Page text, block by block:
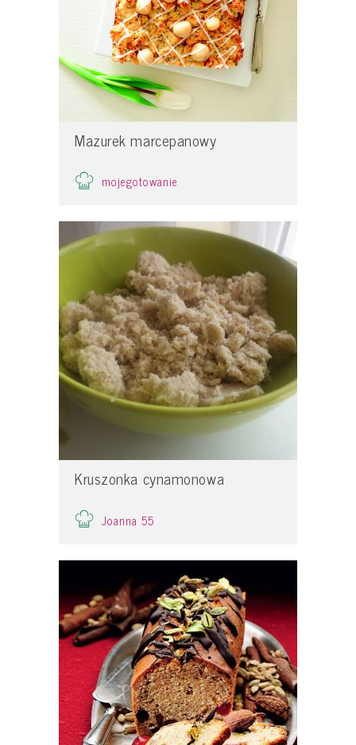
Mazurek marcepanowy
mojegotowanie
Kruszonka cynamonowa
Joanna 55